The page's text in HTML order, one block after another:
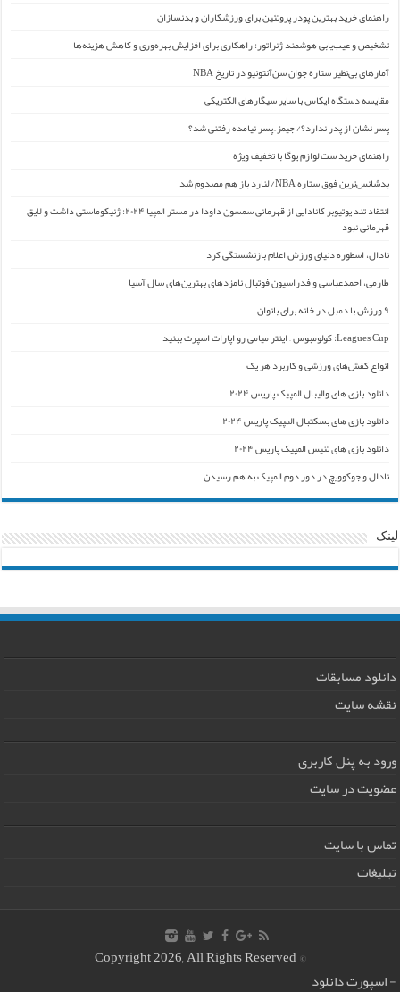
راهنمای خرید بهترین پودر پروتئین برای ورزشکاران و بدنسازان
تشخیص و عیب‌یابی هوشمند ژنراتور: راهکاری برای افزایش بهره‌وری و کاهش هزینه‌ها
آمارهای بی‌نظیر ستاره جوان سن‌آنتونیو در تاریخ NBA
مقایسه دستگاه ایکاس با سایر سیگارهای الکتریکی
پسر نشان از پدر ندارد؟/ جیمز ِ پسر نیامده رفتنی شد؟
راهنمای خرید ست لوازم یوگا با تخفیف ویژه
بدشانس‌ترین فوق ستاره NBA/ لنارد باز هم مصدوم شد
انتقاد تند یوتیوبر کانادایی از قهرمانی سمسون داودا در مستر المپیا ۲۰۲۴: ژنیکوماستی داشت و لایق
قهرمانی نبود
نادال، اسطوره دنیای ورزش اعلام بازنشستگی کرد
طارمی، احمدعباسی و فدراسیون فوتبال نامزدهای بهترین‌های سال آسیا
۹ ورزش با دمبل در خانه برای بانوان
Leagues Cup: کولومبوس – اینتر میامی رو اپارات اسپرت ببنید
انواع کفش‌های ورزشی و کاربرد هر یک
دانلود بازی های والیبال المپیک پاریس ۲۰۲۴
دانلود بازی های بسکتبال المپیک پاریس ۲۰۲۴
دانلود بازی های تنیس المپیک پاریس ۲۰۲۴
نادال و جوکوویچ در دور دوم المپیک به هم رسیدن
لینک
دانلود مسابقات
نقشه سایت
ورود به پنل کاربری
عضویت در سایت
تماس با سایت
تبلیغات
© Copyright 2026, All Rights Reserved
-اسپورت دانلود